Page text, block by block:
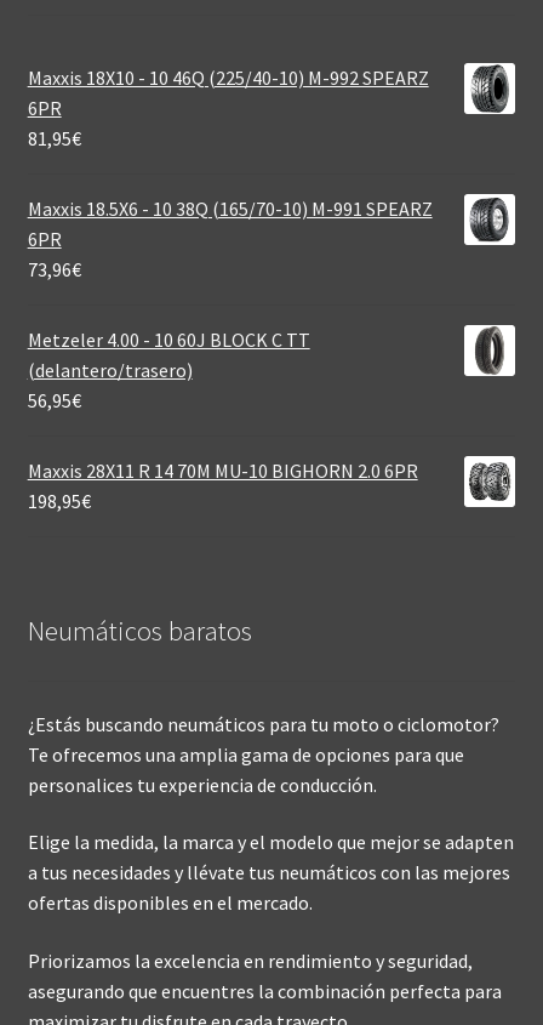
Maxxis 18X10 - 10 46Q (225/40-10) M-992 SPEARZ
6PR
81,95€
Maxxis 18.5X6 - 10 38Q (165/70-10) M-991 SPEARZ
6PR
73,96€
Metzeler 4.00 - 10 60J BLOCK C TT
(delantero/trasero)
56,95€
Maxxis 28X11 R 14 70M MU-10 BIGHORN 2.0 6PR
198,95€
Neumáticos baratos
¿Estás buscando neumáticos para tu moto o ciclomotor?
Te ofrecemos una amplia gama de opciones para que
personalices tu experiencia de conducción.
Elige la medida, la marca y el modelo que mejor se adapten
a tus necesidades y llévate tus neumáticos con las mejores
ofertas disponibles en el mercado.
Priorizamos la excelencia en rendimiento y seguridad,
asegurando que encuentres la combinación perfecta para